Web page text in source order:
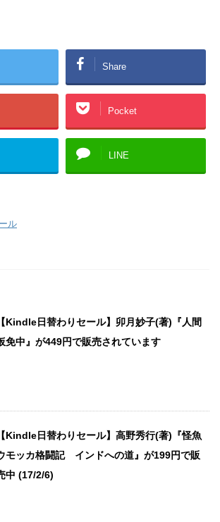
Share
Pocket
LINE
ル
【Kindle日替わりセール】卯月妙子(著)『人間
免中』が449円で販売されています
【Kindle日替わりセール】高野秀行(著)『怪魚
モッカ格闘記 インドへの道』が199円で販
中 (17/2/6)